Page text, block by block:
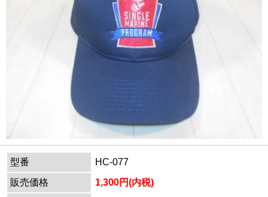
型番
HC-077
販売価格
1,300円(内税)